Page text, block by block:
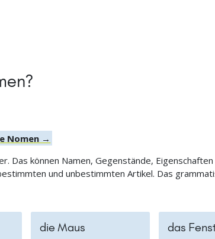
Nomen →
Das können Namen, Gegenstände,
und unbestimmten Artikel. Das
die Maus das